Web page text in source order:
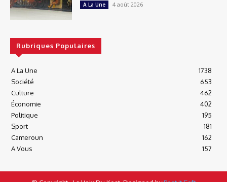
A La Une 4 août 2026
Rubriques Populaires
A La Une
1738
Société
653
Culture
462
Économie
402
Politique
195
Sport
181
Cameroun
162
A Vous
157